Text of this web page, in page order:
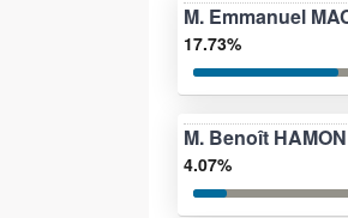
M. Emmanuel
17.73%
M. Benoît HAMON
4.07%